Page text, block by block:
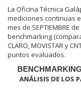
La Oficina Técnica
mediciones continuas
mes de SEPTIEMBRE
benchmarking
CLARO, MOVISTAR y
puntos evaluados.
ANÁLISIS DE LOS